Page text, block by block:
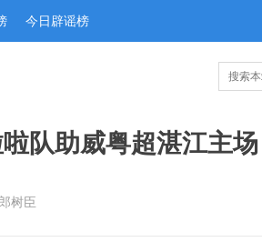
今日辟谣榜
队助威粤超湛江主场
树臣